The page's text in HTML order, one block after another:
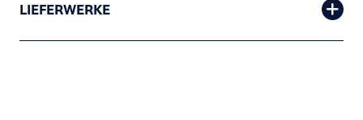
LIEFERWERKE